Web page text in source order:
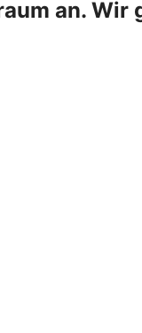
an. Wir